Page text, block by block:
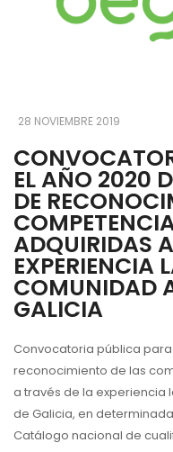
28 NOVIEMBRE 2019
EL AÑO 2020
DE
ADQUIRIDAS
EXPERIENCIA
COMUNIDAD
GALICIA
Convocatoria pública
reconocimiento de las
a través de la experiencia
de Galicia, en
Catálogo nacional de